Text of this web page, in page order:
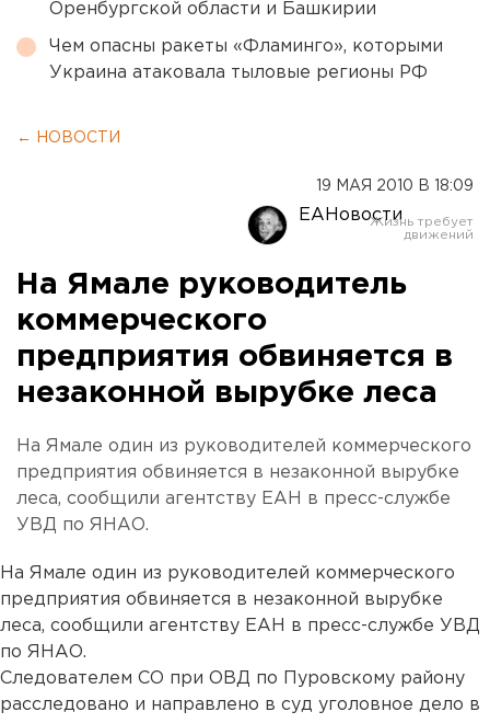
Оренбургской области и Башкирии
Чем опасны ракеты «Фламинго», которыми
Украина атаковала тыловые регионы РФ
← НОВОСТИ
19 МАЯ 2010 В 18:09
ЕАНовости
На Ямале руководитель
коммерческого
предприятия обвиняется в
незаконной вырубке леса
На Ямале один из руководителей коммерческого
предприятия обвиняется в незаконной вырубке
леса, сообщили агентству ЕАН в пресс-службе
УВД по ЯНАО.
На Ямале один из руководителей коммерческого
предприятия обвиняется в незаконной вырубке
леса, сообщили агентству ЕАН в пресс-службе УВД
по ЯНАО.
Следователем СО при ОВД по Пуровскому району
расследовано и направлено в суд уголовное дело в